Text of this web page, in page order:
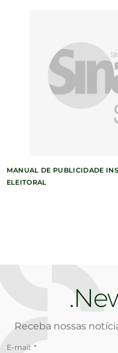
MANUAL DE PUBLICIDADE
ELEITORAL
Receba nossas
E-mail: *